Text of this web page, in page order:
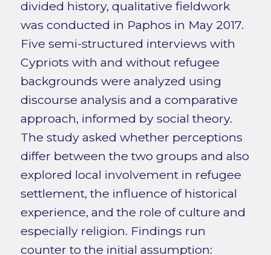
divided history, qualitative fieldwork
was conducted in Paphos in May 2017.
Five semi-structured interviews with
Cypriots with and without refugee
backgrounds were analyzed using
discourse analysis and a comparative
approach, informed by social theory.
The study asked whether perceptions
differ between the two groups and also
explored local involvement in refugee
settlement, the influence of historical
experience, and the role of culture and
especially religion. Findings run
counter to the initial assumption: